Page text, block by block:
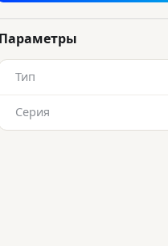
Параметры
Тип
Серия